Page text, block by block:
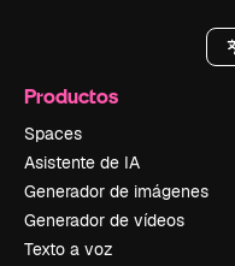
Productos
Spaces
Asistente de IA
Generador de imágenes
Generador de vídeos
Texto a voz